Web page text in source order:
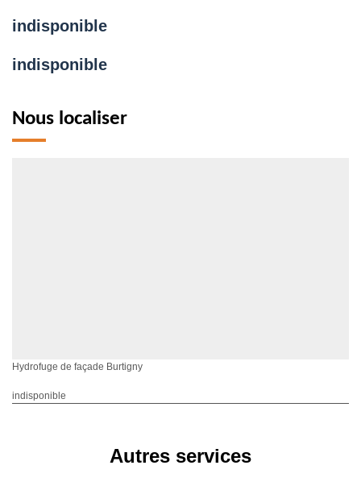
indisponible
indisponible
Nous localiser
Hydrofuge de façade Burtigny
indisponible
Autres services